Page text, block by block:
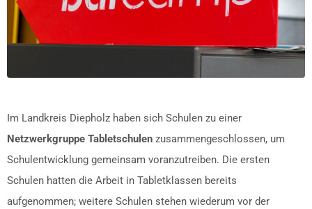
Im Landkreis Diepholz haben sich Schulen zu einer
Netzwerkgruppe Tabletschulen zusammengeschlossen, um
Schulentwicklung gemeinsam voranzutreiben. Die ersten
Schulen hatten die Arbeit in Tabletklassen bereits
aufgenommen; weitere Schulen stehen wiederum vor der